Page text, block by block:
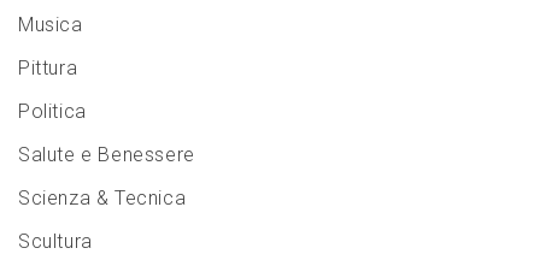
Musica
Pittura
Politica
Salute e Benessere
Scienza & Tecnica
Scultura